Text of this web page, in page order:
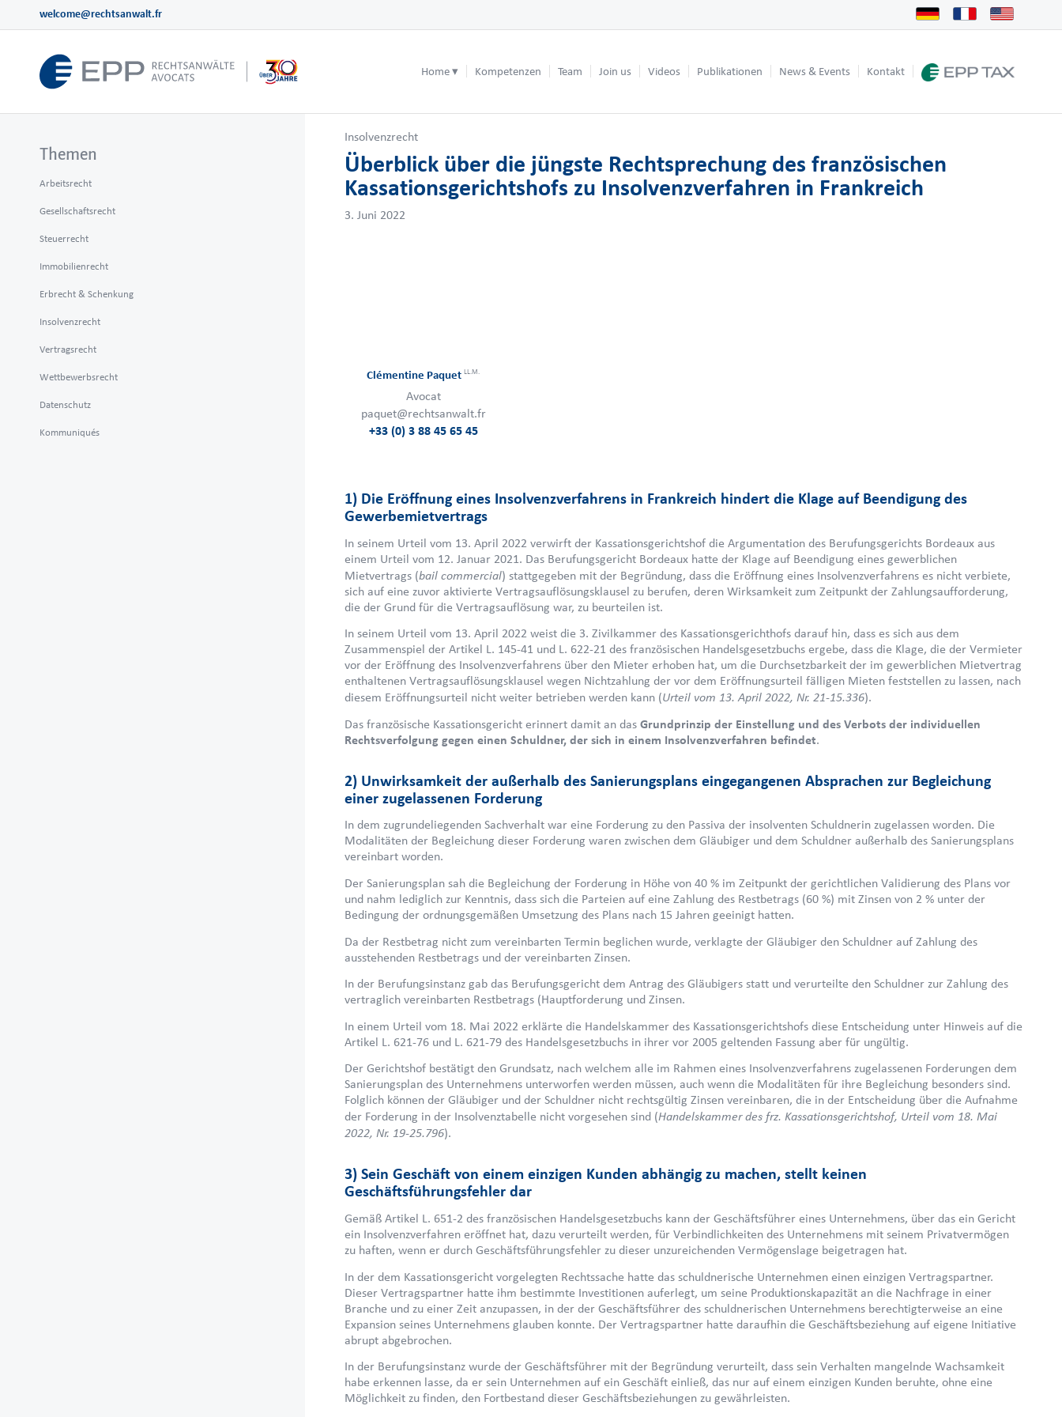
welcome@rechtsanwalt.fr
Home Kompetenzen Team Join us Videos Publikationen News & Events Kontakt
Insolvenzrecht
Überblick über die jüngste Rechtsprechung des französischen
Kassationsgerichtshofs zu Insolvenzverfahren in Frankreich
Clémentine PaquetLL.M.
Avocat
paquet@rechtsanwalt.fr
+33 (0) 3 88 45 65 45
1) Die Eröffnung eines Insolvenzverfahrens in Frankreich hindert die Klage auf Beendigung des
Gewerbemietvertrags
In seinem Urteil vom 13. April 2022 verwirft der Kassationsgerichtshof die Argumentation des Berufungsgerichts Bordeaux aus
einem Urteil vom 12. Januar 2021. Das Berufungsgericht Bordeaux hatte der Klage auf Beendigung eines gewerblichen
Mietvertrags (bail commercial) stattgegeben mit der Begründung, dass die Eröffnung eines Insolvenzverfahrens es nicht verbiete,
sich auf eine zuvor aktivierte Vertragsauflösungsklausel zu berufen, deren Wirksamkeit zum Zeitpunkt der Zahlungsaufforderung,
die der Grund für die Vertragsauflösung war, zu beurteilen ist.
In seinem Urteil vom 13. April 2022 weist die 3. Zivilkammer des Kassationsgerichthofs darauf hin, dass es sich aus dem
Zusammenspiel der Artikel L. 145-41 und L. 622-21 des französischen Handelsgesetzbuchs ergebe, dass die Klage, die der Vermieter
vor der Eröffnung des Insolvenzverfahrens über den Mieter erhoben hat, um die Durchsetzbarkeit der im gewerblichen Mietvertrag
enthaltenen Vertragsauflösungsklausel wegen Nichtzahlung der vor dem Eröffnungsurteil fälligen Mieten feststellen zu lassen, nach
diesem Eröffnungsurteil nicht weiter betrieben werden kann (Urteil vom 13. April 2022, Nr. 21-15.336).
Das französische Kassationsgericht erinnert damit an das Grundprinzip der Einstellung und des Verbots der individuellen
Rechtsverfolgung gegen einen Schuldner, der sich in einem Insolvenzverfahren befindet.
2) Unwirksamkeit der außerhalb des Sanierungsplans eingegangenen Absprachen zur Begleichung
einer zugelassenen Forderung
In dem zugrundeliegenden Sachverhalt war eine Forderung zu den Passiva der insolventen Schuldnerin zugelassen worden. Die
Modalitäten der Begleichung dieser Forderung waren zwischen dem Gläubiger und dem Schuldner außerhalb des Sanierungsplans
vereinbart worden.
Der Sanierungsplan sah die Begleichung der Forderung in Höhe von 40 % im Zeitpunkt der gerichtlichen Validierung des Plans vor
und nahm lediglich zur Kenntnis, dass sich die Parteien auf eine Zahlung des Restbetrags (60 %) mit Zinsen von 2 % unter der
Bedingung der ordnungsgemäßen Umsetzung des Plans nach 15 Jahren geeinigt hatten.
Da der Restbetrag nicht zum vereinbarten Termin beglichen wurde, verklagte der Gläubiger den Schuldner auf Zahlung des
ausstehenden Restbetrags und der vereinbarten Zinsen.
In der Berufungsinstanz gab das Berufungsgericht dem Antrag des Gläubigers statt und verurteilte den Schuldner zur Zahlung des
vertraglich vereinbarten Restbetrags (Hauptforderung und Zinsen.
In einem Urteil vom 18. Mai 2022 erklärte die Handelskammer des Kassationsgerichtshofs diese Entscheidung unter Hinweis auf die
Artikel L. 621-76 und L. 621-79 des Handelsgesetzbuchs in ihrer vor 2005 geltenden Fassung aber für ungültig.
Der Gerichtshof bestätigt den Grundsatz, nach welchem alle im Rahmen eines Insolvenzverfahrens zugelassenen Forderungen dem
Sanierungsplan des Unternehmens unterworfen werden müssen, auch wenn die Modalitäten für ihre Begleichung besonders sind.
Folglich können der Gläubiger und der Schuldner nicht rechtsgültig Zinsen vereinbaren, die in der Entscheidung über die Aufnahme
der Forderung in der Insolvenztabelle nicht vorgesehen sind (Handelskammer des frz. Kassationsgerichtshof, Urteil vom 18. Mai
2022, Nr. 19-25.796).
3) Sein Geschäft von einem einzigen Kunden abhängig zu machen, stellt keinen
Geschäftsführungsfehler dar
Gemäß Artikel L. 651-2 des französischen Handelsgesetzbuchs kann der Geschäftsführer eines Unternehmens, über das ein Gericht
ein Insolvenzverfahren eröffnet hat, dazu verurteilt werden, für Verbindlichkeiten des Unternehmens mit seinem Privatvermögen
zu haften, wenn er durch Geschäftsführungsfehler zu dieser unzureichenden Vermögenslage beigetragen hat.
In der dem Kassationsgericht vorgelegten Rechtssache hatte das schuldnerische Unternehmen einen einzigen Vertragspartner.
Dieser Vertragspartner hatte ihm bestimmte Investitionen auferlegt, um seine Produktionskapazität an die Nachfrage in einer
Branche und zu einer Zeit anzupassen, in der der Geschäftsführer des schuldnerischen Unternehmens berechtigterweise an eine
Expansion seines Unternehmens glauben konnte. Der Vertragspartner hatte daraufhin die Geschäftsbeziehung auf eigene Initiative
abrupt abgebrochen.
In der Berufungsinstanz wurde der Geschäftsführer mit der Begründung verurteilt, dass sein Verhalten mangelnde Wachsamkeit
habe erkennen lasse, da er sein Unternehmen auf ein Geschäft einließ, das nur auf einem einzigen Kunden beruhte, ohne eine
Möglichkeit zu finden, den Fortbestand dieser Geschäftsbeziehungen zu gewährleisten.
3. Juni 2022
Themen
Arbeitsrecht
Gesellschaftsrecht
Steuerrecht
Immobilienrecht
Erbrecht & Schenkung
Insolvenzrecht
Vertragsrecht
Wettbewerbsrecht
Datenschutz
Kommuniqués